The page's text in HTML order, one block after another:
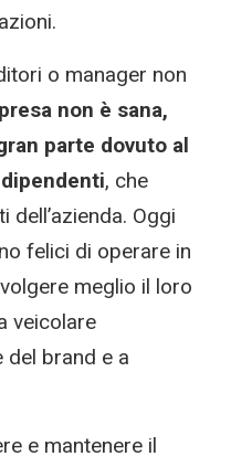
o manager non
non è sana,
parte dovuto al
, che
Oggi
felici di operare in
meglio il loro
veicolare
del brand e a
e mantenere il